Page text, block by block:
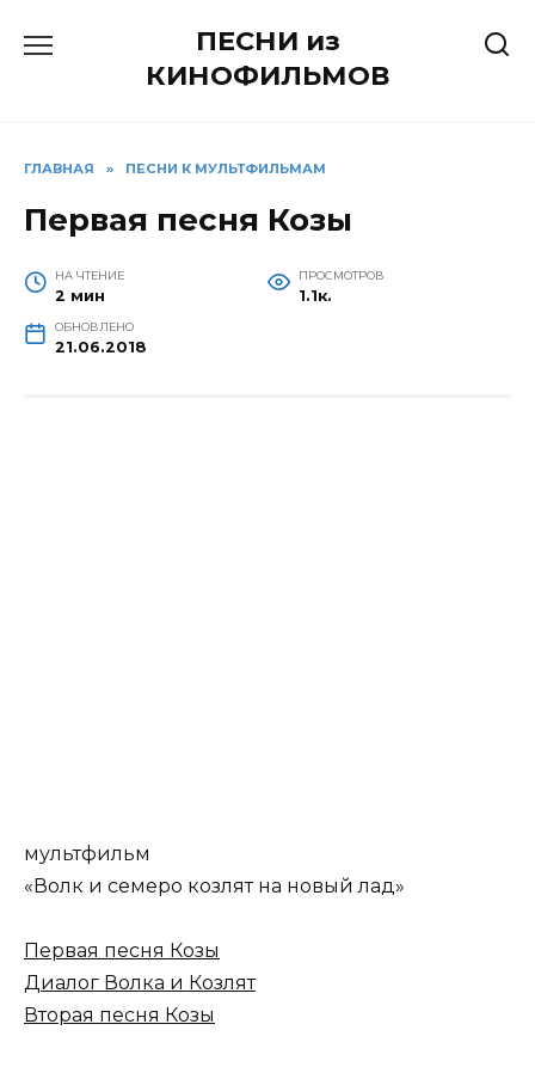
ПЕСНИ из
КИНОФИЛЬМОВ
ГЛАВНАЯ » ПЕСНИ К МУЛЬТФИЛЬМАМ
Первая песня Козы
НА ЧТЕНИЕ
2 мин
ПРОСМОТРОВ
1.1к.
ОБНОВЛЕНО
21.06.2018
мультфильм
«Волк и семеро козлят на новый лад»
Первая песня Козы
Диалог Волка и Козлят
Вторая песня Козы